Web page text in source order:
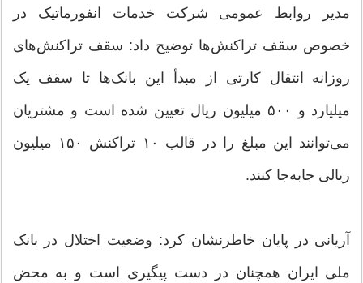
مدیر روابط عمومی شرکت خدمات انفورماتیک در
خصوص سقف تراکنش‌ها توضیح داد: سقف تراکنش‌های
روزانه انتقال کارتی از مبدأ این بانک‌ها تا سقف یک
میلیارد و ۵۰۰ میلیون ریال تعیین شده است و مشتریان
می‌توانند این مبلغ را در قالب ۱۰ تراکنش ۱۵۰ میلیون
ریالی جابه‌جا کنند.
آریانی در پایان خاطرنشان کرد: وضعیت اختلال در بانک
ملی ایران همچنان در دست پیگیری است و به محض